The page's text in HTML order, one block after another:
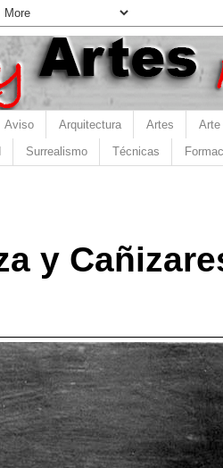
Aviso Arquitectura Artes Arte
Surrealismo Técnicas
y